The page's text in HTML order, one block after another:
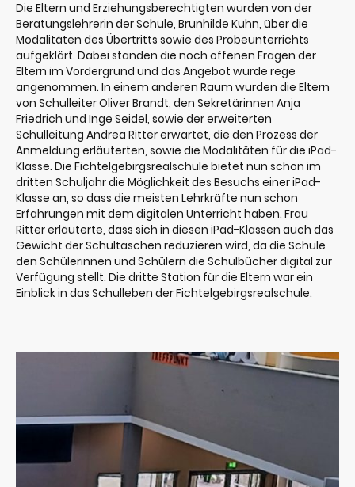
Die Eltern und Erziehungsberechtigten wurden von der
Beratungslehrerin der Schule, Brunhilde Kuhn, über die
Modalitäten des Übertritts sowie des Probeunterrichts
aufgeklärt. Dabei standen die noch offenen Fragen der
Eltern im Vordergrund und das Angebot wurde rege
angenommen. In einem anderen Raum wurden die Eltern
von Schulleiter Oliver Brandt, den Sekretärinnen Anja
Friedrich und Inge Seidel, sowie der erweiterten
Schulleitung Andrea Ritter erwartet, die den Prozess der
Anmeldung erläuterten, sowie die Modalitäten für die iPad-
Klasse. Die Fichtelgebirgsrealschule bietet nun schon im
dritten Schuljahr die Möglichkeit des Besuchs einer iPad-
Klasse an, so dass die meisten Lehrkräfte nun schon
Erfahrungen mit dem digitalen Unterricht haben. Frau
Ritter erläuterte, dass sich in diesen iPad-Klassen auch das
Gewicht der Schultaschen reduzieren wird, da die Schule
den Schülerinnen und Schülern die Schulbücher digital zur
Verfügung stellt. Die dritte Station für die Eltern war ein
Einblick in das Schulleben der Fichtelgebirgsrealschule.